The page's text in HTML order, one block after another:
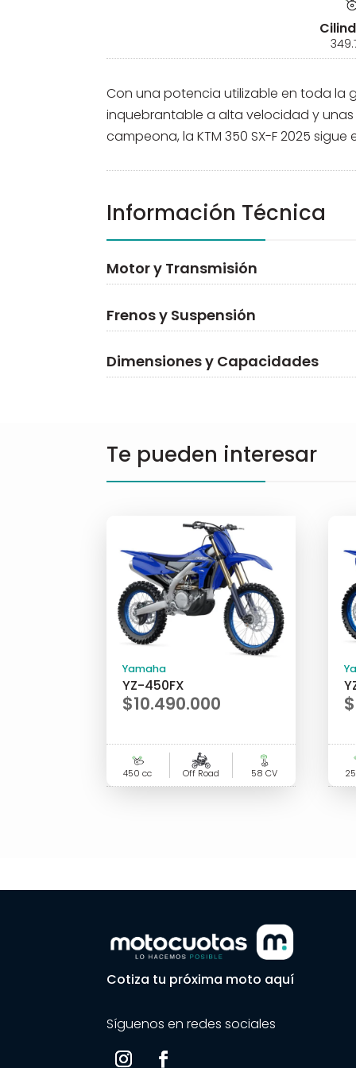
Con una potencia utilizable en toda la
inquebrantable a alta velocidad y
campeona, la KTM 350 SX-F 2025 sigue
Información Técnica
Motor y Transmisión
Frenos y Suspensión
Dimensiones y Capacidades
Te pueden interesar
Yamaha
YZ-450FX
$10.490.000
450 cc Off Road 58 CV
$
Cotiza tu próxima moto aquí
Síguenos en redes sociales